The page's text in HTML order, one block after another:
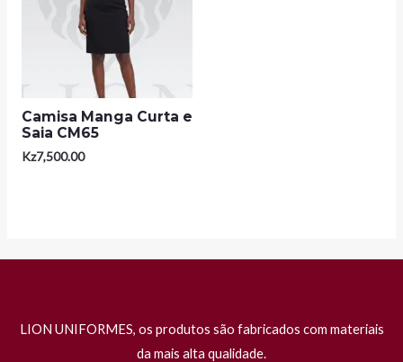
Camisa Manga Curta e
Saia CM65
Kz7,500.00
LION UNIFORMES, os produtos são fabricados com materiais
da mais alta qualidade.